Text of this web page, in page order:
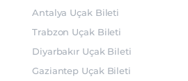
Antalya Uçak Bileti
Trabzon Uçak Bileti
Diyarbakır Uçak Bileti
Gaziantep Uçak Bileti